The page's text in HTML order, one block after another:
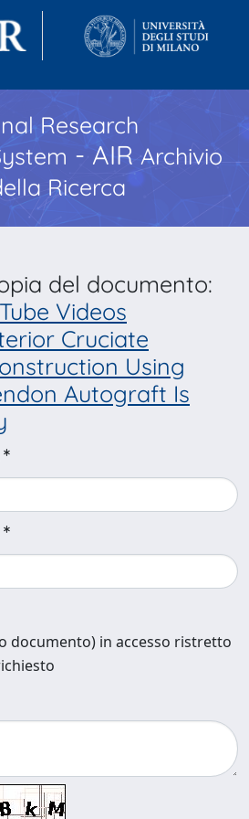
Research
- AIR Archivio
Ricerca
del documento:
Videos
Cruciate
Using
Autograft Is
documento) in accesso ristretto